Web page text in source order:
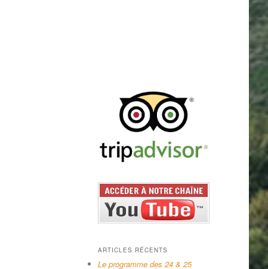
ARTICLES RÉCENTS
Le programme des 24 & 25